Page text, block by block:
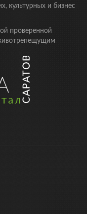
культурных и бизнес
проверенной